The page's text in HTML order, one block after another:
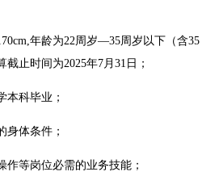
年龄为22周岁—35周岁以下（含35
止时间为2025年7月31日；
本科毕业；
身体条件；
作等岗位必需的业务技能；